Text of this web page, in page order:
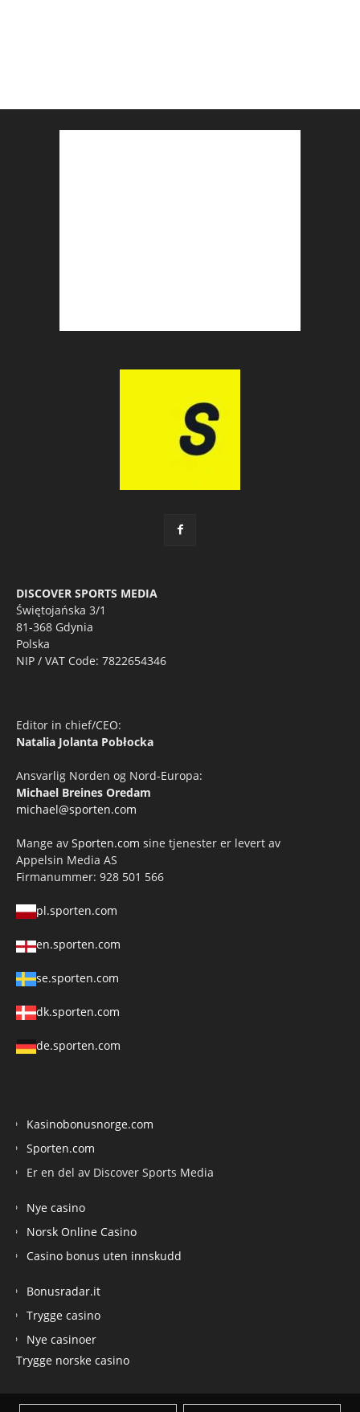
DISCOVER SPORTS MEDIA
Świętojańska 3/1
81-368 Gdynia
Polska
NIP / VAT Code: 7822654346
Editor in chief/CEO:
Natalia Jolanta Pobłocka
Ansvarlig Norden og Nord-Europa:
Michael Breines Oredam
michael@sporten.com
Mange av Sporten.com sine tjenester er levert av
Appelsin Media AS
Firmanummer: 928 501 566
pl.sporten.com
en.sporten.com
se.sporten.com
dk.sporten.com
de.sporten.com
Kasinobonusnorge.com
Sporten.com
Er en del av Discover Sports Media
Nye casino
Norsk Online Casino
Casino bonus uten innskudd
Bonusradar.it
Trygge casino
Nye casinoer
Trygge norske casino